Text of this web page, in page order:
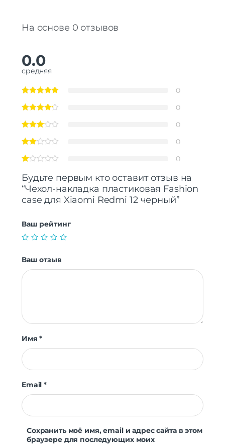
На основе 0 отзывов
0.0
средняя
0
0
0
0
0
Будьте первым кто оставит отзыв на
“Чехол-накладка пластиковая Fashion
case для Xiaomi Redmi 12 черный”
Ваш рейтинг
Ваш отзыв
Имя*
Email*
Сохранить моё имя, email и адрес сайта в этом
браузере для последующих моих